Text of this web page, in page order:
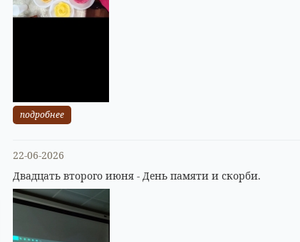
подробнее
22-06-2026
Двадцать второго июня - День памяти и скорби.